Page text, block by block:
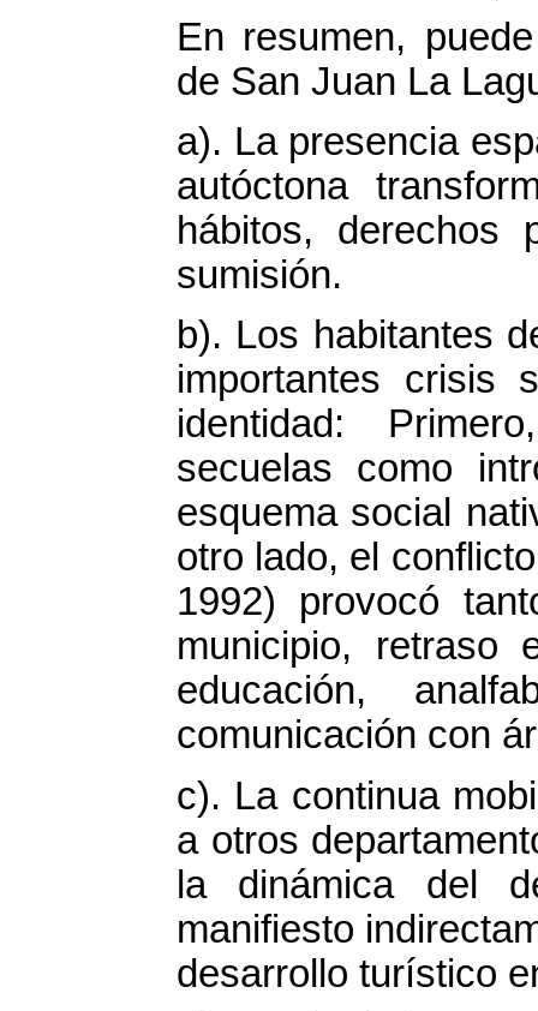
En resumen,
de San Juan La
a). La presencia
autóctona
hábitos,
sumisión.
b). Los habitantes
importantes crisis
identidad:
secuelas como
esquema social
otro lado, el
1992) provocó
municipio, retraso
educación,
comunicación con
c). La continua
a otros
la dinámica del
manifiesto
desarrollo turístico